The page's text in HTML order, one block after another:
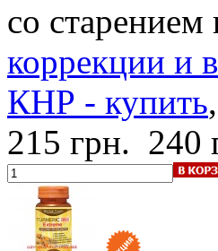
со старением
коррекции и
КНР - купить
215 грн. 240